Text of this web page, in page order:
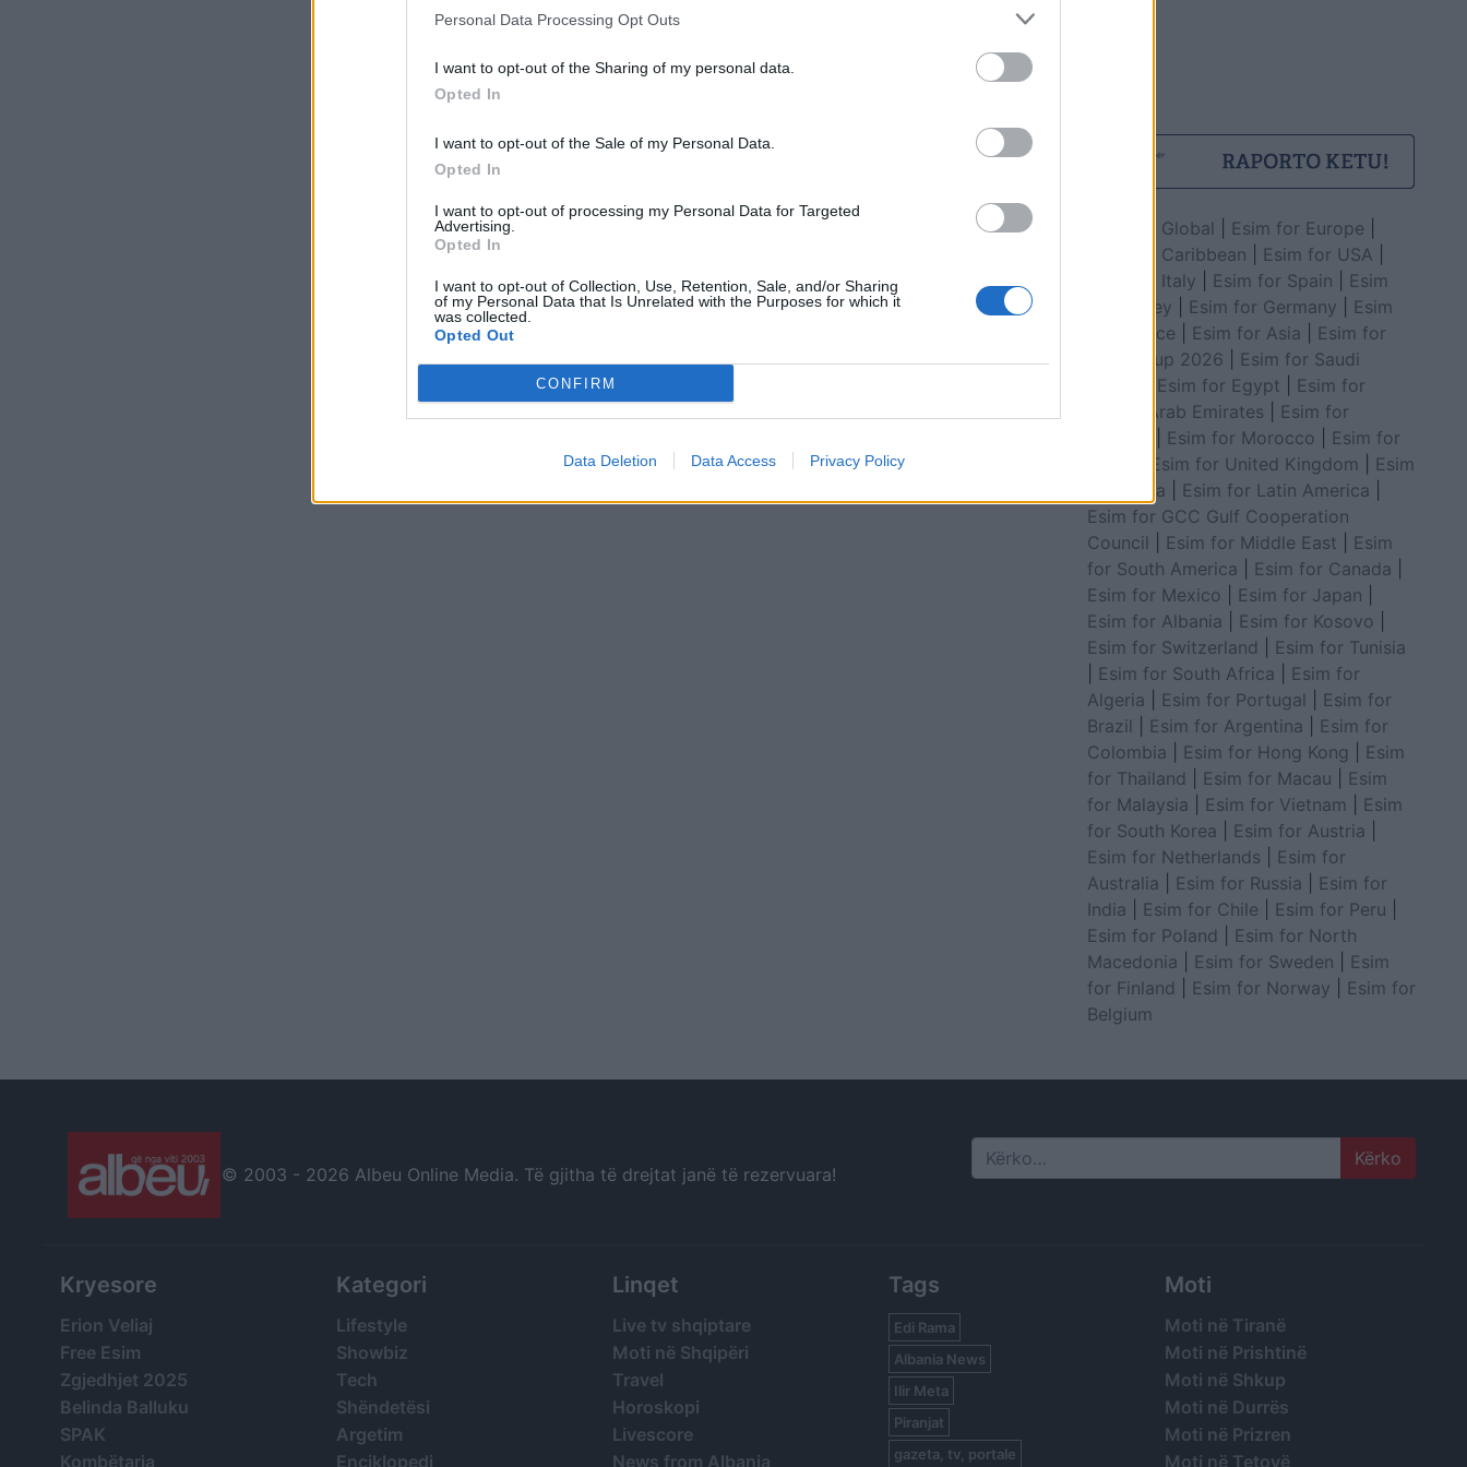
Personal Data Processing Opt Outs
I want to opt-out of the Sharing of my personal data.
Opted In
I want to opt-out of the Sale of my Personal Data.
Opted In
I want to opt-out of processing my Personal Data for Targeted
Advertising.
Opted In
I want to opt-out of Collection, Use, Retention, Sale, and/or Sharing
of my Personal Data that Is Unrelated with the Purposes for which it
was collected.
Opted Out
CONFIRM
Data Deletion Data Access Privacy Policy
Esim for Global Esim for Europe
Esim for Caribbean
Esim for USA
Esim for Italy
Esim for Spain
Esim
for Turkey
Esim for Germany
Esim
for Greece
Esim for Asia
Esim for
World Cup 2026
Esim for Saudi
Esim for Egypt
Esim for
United Arab Emirates
Esim for
Esim for Morocco
Esim for
Esim for United Kingdom
Esim
for Africa
Esim for Latin America
Esim for GCC Gulf Cooperation
Council
Esim for Middle East
Esim
for South America
Esim for Canada
Esim for Mexico
Esim for Japan
Esim for Albania
Esim for Kosovo
Esim for Switzerland
Esim for Tunisia
Esim for South Africa
Esim for
Algeria
Esim for Portugal
Esim for
Brazil
Esim for Argentina
Esim for
Colombia
Esim for Hong Kong
Esim
for Thailand
Esim for Macau
Esim
for Malaysia
Esim for Vietnam
Esim
for South Korea
Esim for Austria
Esim for Netherlands
Esim for
Australia
Esim for Russia
Esim for
India
Esim for Chile Esim for Peru
Esim for Poland
Esim for North
Macedonia
Esim for Sweden
Esim
for Finland
Esim for Norway
Esim for
Belgium
© 2003 - 2026 Albeu Online Media. Të gjitha të drejtat janë të rezervuara! Search
Kryesore
Erion Veliaj
Free Esim
Zgjedhjet 2025
Belinda Balluku
SPAK
Kombëtarja
Kategori
Lifestyle
Showbiz
Tech
Shëndetësi
Argetim
Enciklopedi
Linqet
Live tv shqiptare
Moti në Shqipëri
Travel
Horoskopi
Livescore
News from Albania
Tags
Edi Rama
Albania News
Ilir Meta
Piranjat
gazeta, tv, portale
Moti
Moti në Tiranë
Moti në Prishtinë
Moti në Shkup
Moti në Durrës
Moti në Prizren
Moti në Tetovë